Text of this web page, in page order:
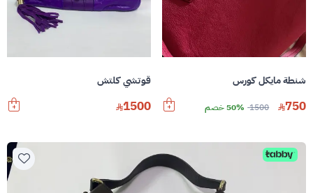
شنطة مايكل كورس
750
1500 50% خصم
قوتشي كلتش
1500